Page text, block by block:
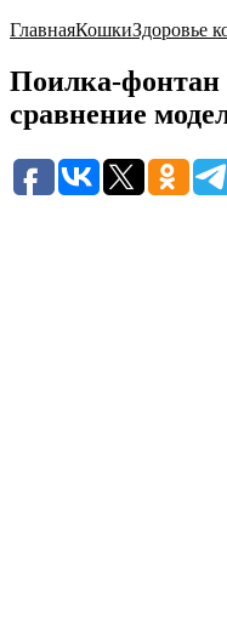
ГлавнаяКошкиЗдоровье
Поилка-
сравнение